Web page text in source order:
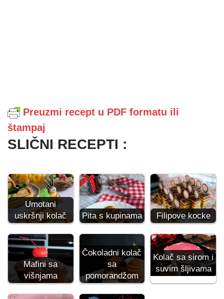
Preuzmi recept u PDF formatu ili
štampaj
SLIČNI RECEPTI :
Umotani
uskršnji kolač
Pita s kupinama Filipove kocke
Mafini sa
višnjama
Čokoladni kolač
sa
pomorandžom
Kolač sa sirom i
suvim šljivama